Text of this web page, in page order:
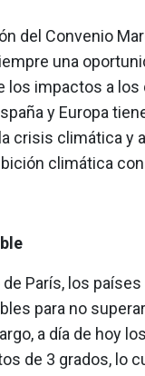
del Convenio
una
los impactos a
y Europa
crisis climática y
climática
de París, los
para no
a día de hoy
de 3 grados, lo